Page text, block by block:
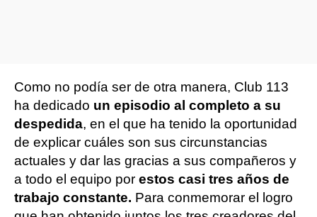
Como no podía ser de otra manera, Club 113
ha dedicado un episodio al completo a su
despedida, en el que ha tenido la oportunidad
de explicar cuáles son sus circunstancias
actuales y dar las gracias a sus compañeros y
a todo el equipo por estos casi tres años de
trabajo constante. Para conmemorar el logro